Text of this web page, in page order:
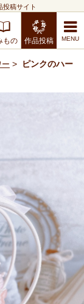
投稿サイト
もの 作品投稿
>
ピンクのハー